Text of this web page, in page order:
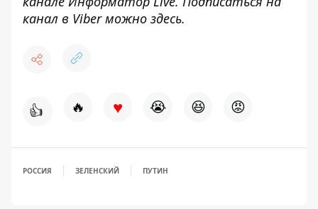
канал в Viber можно здесь.
👍 🔥 ♥ 😭 😆 😡
РОССИЯ ЗЕЛЕНСКИЙ ПУТИН